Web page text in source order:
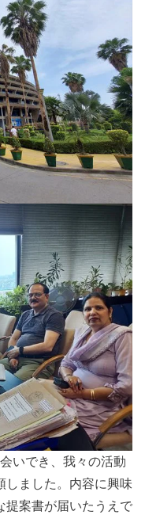
いでき、我々の活動
しました。内容に興味
提案書が届いたうえで